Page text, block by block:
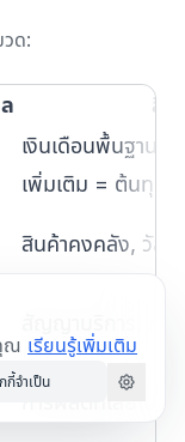
ด:
สิ่ง
เงินเดือนพื้นฐาน +
เพิ่มเติม = ต้นทุนร
สินค้าคงคลัง, วัสดุ
ณ เรียนรู้เพิ่มเติม
กี้จำเป็น